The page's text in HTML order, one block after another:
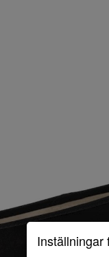
Inställningar